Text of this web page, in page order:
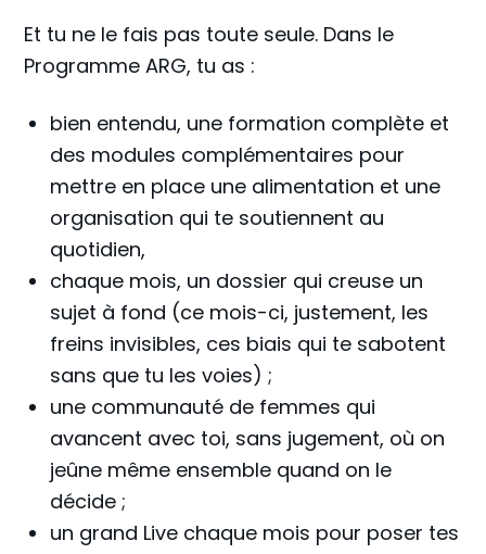
Et tu ne le fais pas toute seule. Dans le
Programme ARG, tu as :
bien entendu, une formation complète et
des modules complémentaires pour
mettre en place une alimentation et une
organisation qui te soutiennent au
quotidien,
chaque mois, un dossier qui creuse un
sujet à fond (ce mois-ci, justement, les
freins invisibles, ces biais qui te sabotent
sans que tu les voies) ;
une communauté de femmes qui
avancent avec toi, sans jugement, où on
jeûne même ensemble quand on le
décide ;
un grand Live chaque mois pour poser tes